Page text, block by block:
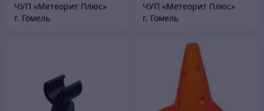
ЧУП «Метеорит Плюс»
г. Гомель
ЧУП «Метеорит Плюс»
г. Гомель